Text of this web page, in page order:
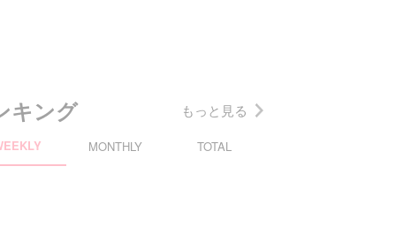
キング もっと見る
MONTHLY TOTAL